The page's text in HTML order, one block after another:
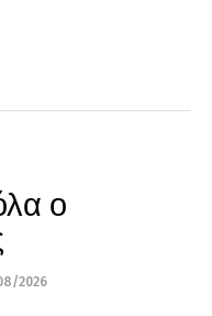
ο
2026